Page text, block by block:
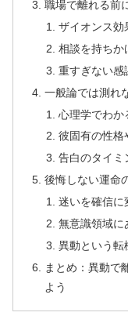
職場で離れる前
ザイオンス効
相談を持ちか
重すぎない感
一般論では測れ
心理学でわか
彼固有の性格
告白のタイミ
後悔しない運命
迷いを確信に
無意識領域に
異動という転
まとめ：異動で
よう